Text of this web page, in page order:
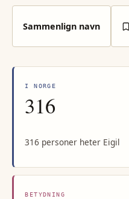
Sammenlign navn
I NORGE
316
316 personer heter Eigil
BETYDNING